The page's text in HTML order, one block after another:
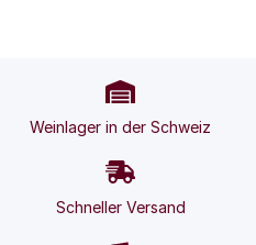
Weinlager in der Schweiz
Schneller Versand